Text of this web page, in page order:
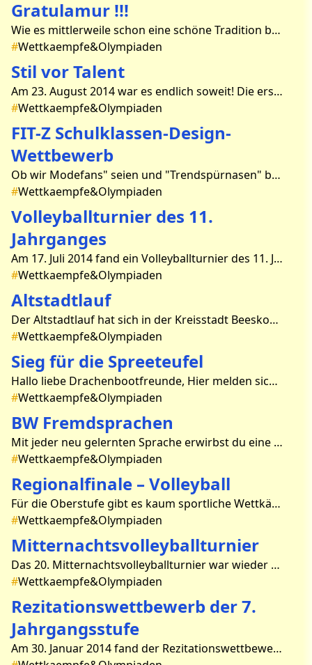
Gratulamur !!!
Wie es mittlerweile schon eine schöne Tradition bei uns ist, fand am 04.07.2014 die Lateinolympiade statt. Schüler und Schülerinnen der 7. und 8. Klassen zeigten ihr Kön
#Wettkaempfe&Olympiaden
Stil vor Talent
Am 23. August 2014 war es endlich soweit! Die erste Besskower Drachenbootregatta, die auch gleichzeitig unsere erste Regatta war, fand statt. Seit Mai hatten wir uns auf dieses Rennen vorbe
#Wettkaempfe&Olympiaden
FIT-Z Schulklassen-Design-
Wettbewerb
Ob wir Modefans" seien und "Trendspürnasen" besäßen? Ob wir genug "Fantasie" hätten und "interessiert an Mode" wären und Lust h
#Wettkaempfe&Olympiaden
Volleyballturnier des 11.
Jahrganges
Am 17. Juli 2014 fand ein Volleyballturnier des 11. Jahrgangs im Sportzentrum statt. Im Rahmen unseres vorletzten Schultages kämpften acht Mannschaften um den Sieg. Erfunden wurden die
#Wettkaempfe&Olympiaden
Altstadtlauf
Der Altstadtlauf hat sich in der Kreisstadt Beeskow als schöne Tradition etabliert. So gab es auch in diesem Jahr wieder viele Anmeldungen. Das Rouanet Gymnasium durfte bei diesem sport
#Wettkaempfe&Olympiaden
Sieg für die Spreeteufel
Hallo liebe Drachenbootfreunde, Hier melden sich die „Spreeteufel“ und wollen von einer erfolgreichen Regatta in Eisenhüttenstadt berichten. Es war sehr warm und die Anspan
#Wettkaempfe&Olympiaden
BW Fremdsprachen
Mit jeder neu gelernten Sprache erwirbst du eine neue Seele. (Tschechien) Der diesjährige Bundeswettbewerb war wiederholt ein voller Erfolg für unser Gymnasium: Von nur 6 Teilnehm
#Wettkaempfe&Olympiaden
Regionalfinale – Volleyball
Für die Oberstufe gibt es kaum sportliche Wettkämpfe. Aber die Sportart Volleyball hat sich durchgesetzt. So nahmen zwei Mannschaften am Regionalfinale - VB in Frankfurt/Oder teil
#Wettkaempfe&Olympiaden
Mitternachtsvolleyballturnier
Das 20. Mitternachtsvolleyballturnier war wieder ein voller Erfolg. Mit viel Spaß und Freude gingen die 16 Teams an den Start, darunter acht ehemalige, sieben Teams der Jahrgänge
#Wettkaempfe&Olympiaden
Rezitationswettbewerb der 7.
Jahrgangsstufe
Am 30. Januar 2014 fand der Rezitationswettbewerb in der fünften und sechsten Stunde an unserer Schule statt. Bewertet wurden 20 Schülerinnen und Schüler von der Jury, die un